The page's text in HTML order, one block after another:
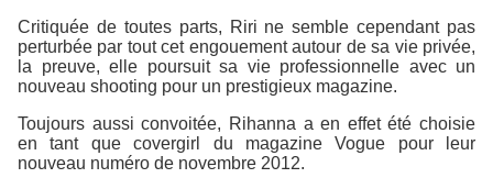
Critiquée de toutes parts, Riri ne semble cependant pas
perturbée par tout cet engouement autour de sa vie privée,
la preuve, elle poursuit sa vie professionnelle avec un
nouveau shooting pour un prestigieux magazine.
Toujours aussi convoitée, Rihanna a en effet été choisie
en tant que covergirl du magazine Vogue pour leur
nouveau numéro de novembre 2012.